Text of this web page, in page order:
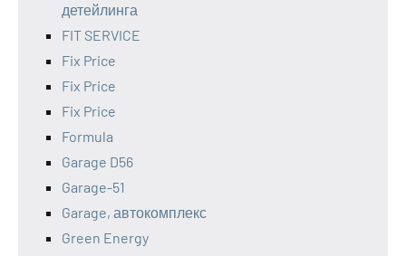
детейлинга
FIT SERVICE
Fix Price
Fix Price
Fix Price
Formula
Garage D56
Garage-51
Garage, автокомплекс
Green Energy